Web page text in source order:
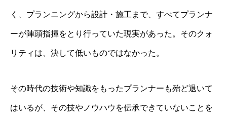
く、プランニングから設計・施工まで、すべてプランナ
ーが陣頭指揮をとり行っていた現実があった。そのクォ
リティは、決して低いものではなかった。
その時代の技術や知識をもったプランナーも殆ど退いて
はいるが、その技やノウハウを伝承できていないことを